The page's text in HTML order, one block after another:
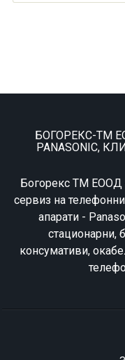
БОГОРЕКС-ТМ
PANASONIC,
Богорекс ТМ ЕООД
сервиз на
апарати -
стационарни,
консумативи,